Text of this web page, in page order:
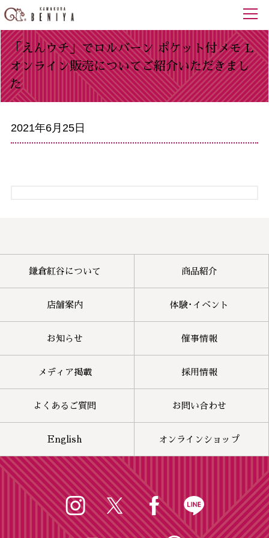
「えんウチ」でロルバーン ポケット付メモ L
オンライン販売についてご紹介いただきまし
た
2021年6月25日
鎌倉紅谷について 商品紹介
店舗案内 体験･イベント
お知らせ 催事情報
メディア掲載 採用情報
よくあるご質問 お問い合わせ
English オンラインショップ